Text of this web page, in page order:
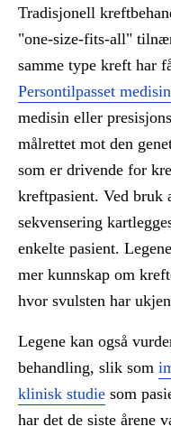
Tradisjonell
"one-size-fits-all"
samme type kreft har
Persontilpasset
medisin eller
målrettet mot den
som er drivende for
kreftpasient. Ved bruk
sekvensering
enkelte pasient.
mer kunnskap om
hvor svulsten har
Legene kan også
behandling, slik som
klinisk studie som
har det de siste årene